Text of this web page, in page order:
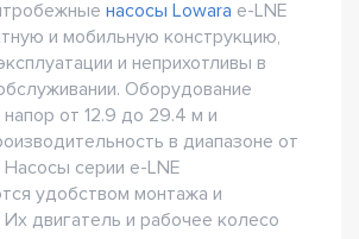
насосы Lowara e-LNE
и мобильную конструкцию,
и неприхотливы в
Оборудование
от 12.9 до 29.4 м и
в диапазоне от
серии e-LNE
удобством монтажа и
Их двигатель и рабочее колесо